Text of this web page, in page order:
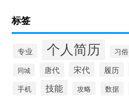
标签
专业 个人简历 习俗
同城 唐代 宋代 履历
手机
技能 攻略 数据